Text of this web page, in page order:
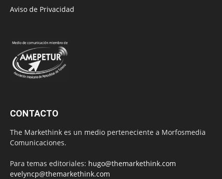
Aviso de Privacidad
CONTACTO
The Markethink es un medio perteneciente a Morfosmedia
Comunicaciones.
Para temas editoriales: hugo@themarkethink.com
evelyncp@themarkethink.com